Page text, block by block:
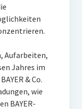
Aufarbeiten,
Jahres im
& Co.
wie
BAYER-